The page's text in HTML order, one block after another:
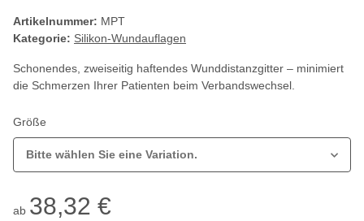
Artikelnummer: MPT
Kategorie: Silikon-Wundauflagen
Schonendes, zweiseitig haftendes Wunddistanzgitter – minimiert
die Schmerzen Ihrer Patienten beim Verbandswechsel.
Größe
Bitte wählen Sie eine Variation.
ab 38,32 €